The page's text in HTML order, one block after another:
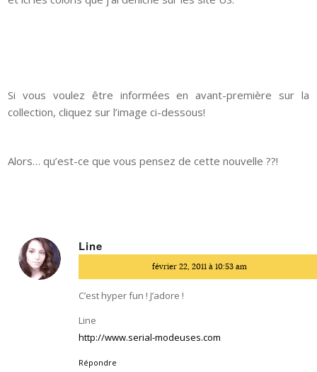
Si vous voulez être informées en avant-première sur la
collection, cliquez sur l’image ci-dessous!
Alors… qu’est-ce que vous pensez de cette nouvelle ??!
Line
:
février 22, 2011 à 10:53 am
C’est hyper fun ! J’adore !
Line
http://www.serial-modeuses.com
Répondre